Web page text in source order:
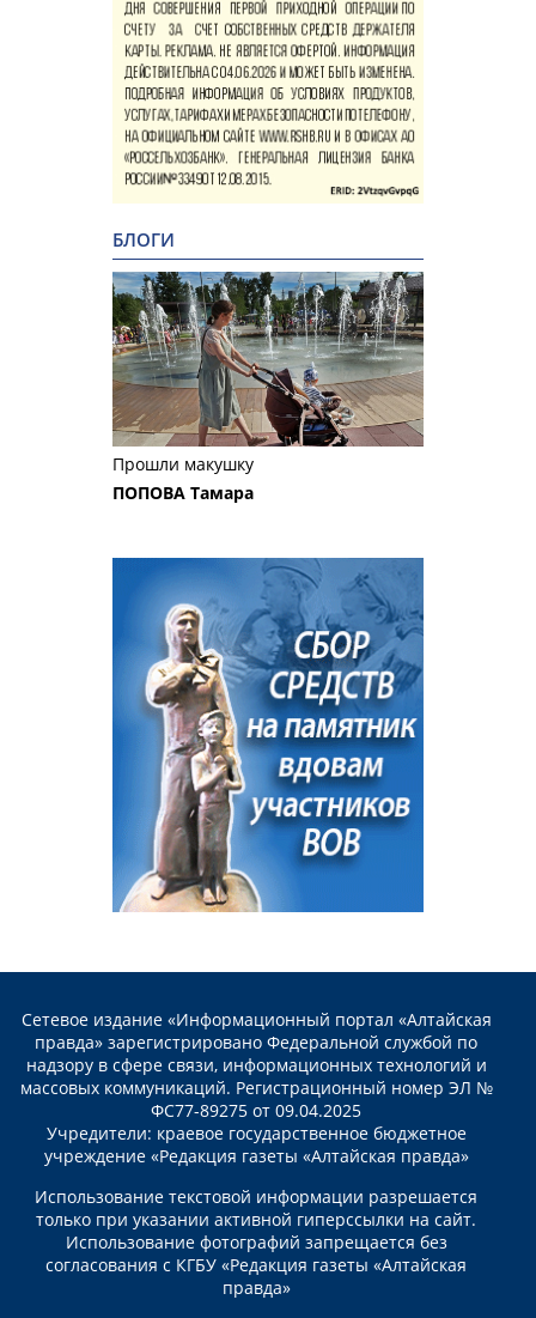
БЛОГИ
Прошли макушку
ПОПОВА Тамара
Сетевое издание «Информационный портал «Алтайская
правда» зарегистрировано Федеральной службой по
надзору в сфере связи, информационных технологий и
массовых коммуникаций. Регистрационный номер ЭЛ №
ФС77-89275 от 09.04.2025
Учредители: краевое государственное бюджетное
учреждение «Редакция газеты «Алтайская правда»
Использование текстовой информации разрешается
только при указании активной гиперссылки на сайт.
Использование фотографий запрещается без
согласования с КГБУ «Редакция газеты «Алтайская
правда»